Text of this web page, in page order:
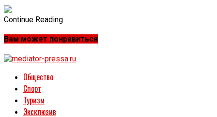
Continue Reading
Вам может понравиться
Общество
Спорт
Туризм
Эксклюзив